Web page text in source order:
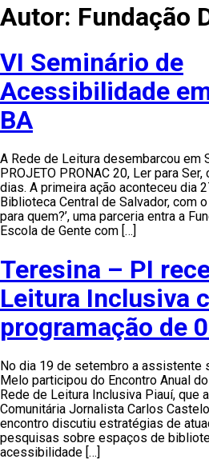
Autor: Fundação
VI Seminário de
Acessibilidade
BA
A Rede de Leitura desembarcou em
PROJETO PRONAC 20, Ler para
dias. A primeira ação aconteceu dia
Biblioteca Central de Salvador, com
para quem?’, uma parceria entra a
Escola de Gente com […]
Teresina – PI
Leitura Inclusiva
programação de
No dia 19 de setembro a assistente
Melo participou do Encontro Anual
Rede de Leitura Inclusiva Piauí, que
Comunitária Jornalista Carlos
encontro discutiu estratégias de
pesquisas sobre espaços de
acessibilidade […]